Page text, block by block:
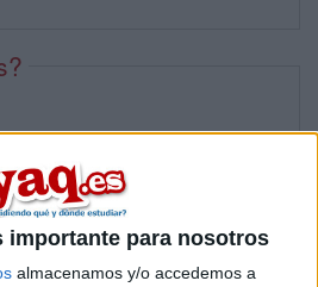
importante para nosotros
almacenamos y/o accedemos a